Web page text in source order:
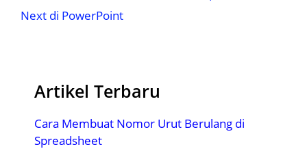
Next di PowerPoint
Artikel Terbaru
Cara Membuat Nomor Urut Berulang di
Spreadsheet